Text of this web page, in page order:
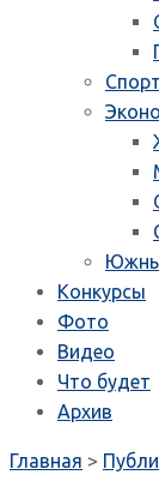
Спорт
Конкурсы
Фото
Видео
Что будет
Архив
Главная >